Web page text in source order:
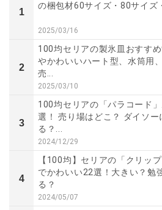
1
の梱包材60サイズ・80サイズ
2025/03/16
2
100均セリアの製氷皿おすす
やかわいいハート型、水筒用
売...
2025/03/10
3
100均セリアの「パラコード
選！ 売り場はどこ？ ダイソー
る？...
2024/12/29
4
【100均】セリアの「クリッ
でかわいい22選！大きい？勉
る？
2024/05/07